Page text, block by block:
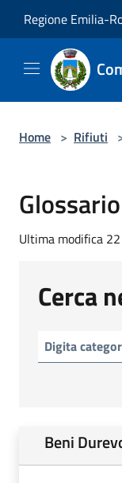
Regione Emilia-
Home > Rifiuti
Ultima modifica
Cerca
Beni